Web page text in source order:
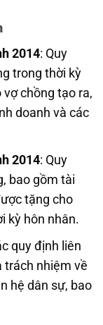
2014: Quy
trong thời kỳ
chồng tạo ra,
doanh và các
2014: Quy
bao gồm tài
tặng cho
kỳ hôn nhân.
quy định liên
trách nhiệm về
hệ dân sự, bao